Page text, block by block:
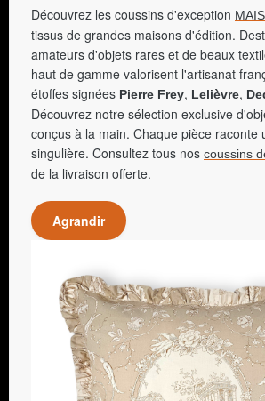
Découvrez les coussins d'exception
tissus de grandes maisons d'édition.
amateurs d'objets rares et de beaux
haut de gamme valorisent l'artisanat
étoffes signées Pierre Frey, Lelièvre,
Découvrez notre sélection exclusive
conçus à la main. Chaque pièce raconte
singulière. Consultez tous nos coussins
de la livraison offerte.
Agrandir